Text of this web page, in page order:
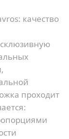
качество
проходит